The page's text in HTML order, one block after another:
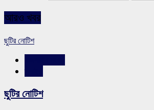
আরও খবর
ছুটির নোটিশ
ছুটির নোটিশ